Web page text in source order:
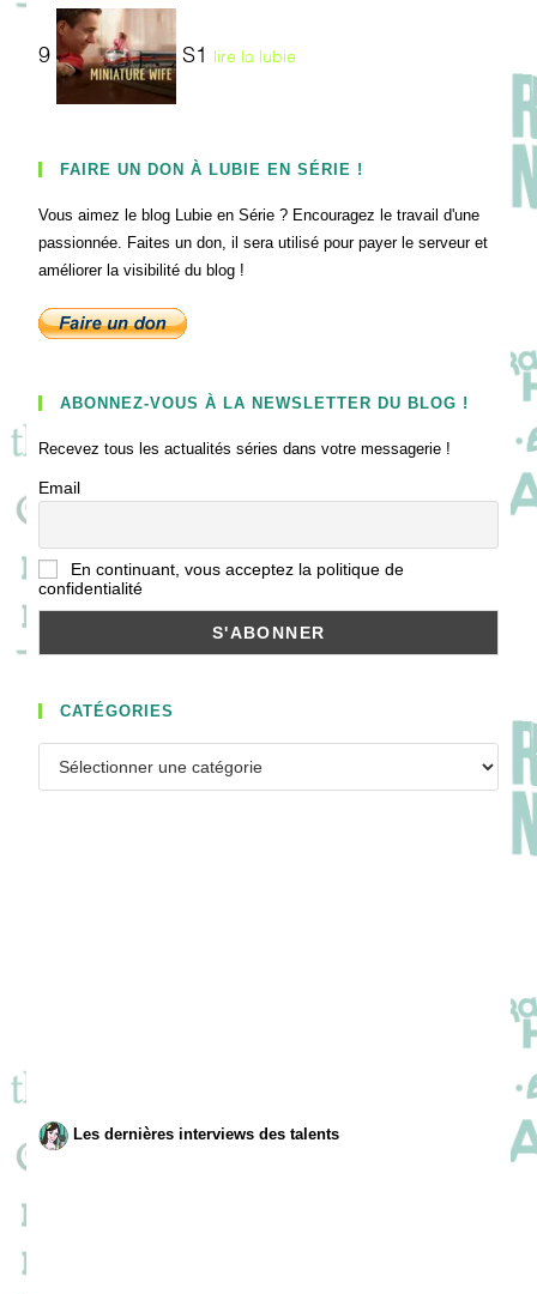
9 S1 lire la lubie
FAIRE UN DON À LUBIE EN SÉRIE !
Vous aimez le blog Lubie en Série ? Encouragez le travail d'une
passionnée. Faites un don, il sera utilisé pour payer le serveur et
améliorer la visibilité du blog !
ABONNEZ-VOUS À LA NEWSLETTER DU BLOG !
Recevez tous les actualités séries dans votre messagerie !
Email
En continuant, vous acceptez la politique de
confidentialité
CATÉGORIES
Les dernières interviews des talents